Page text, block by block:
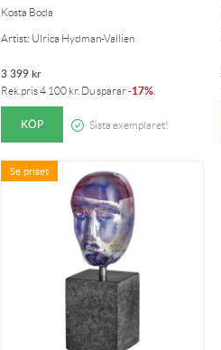
Kosta Boda
Artist: Ulrica Hydman-Vallien
3 399kr
Rek.pris4 100 kr. Du sparar-17%
KÖP Sista exemplaret!
Se priset